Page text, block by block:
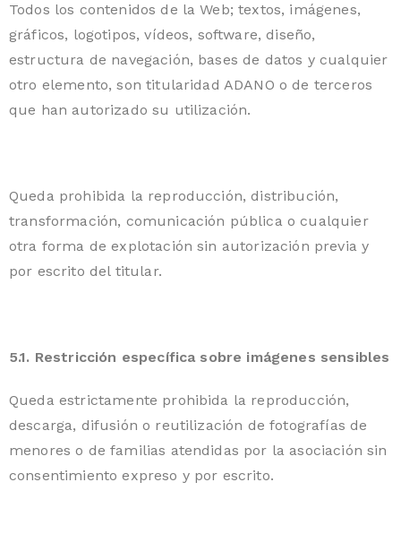
Todos los contenidos de la Web; textos, imágenes,
gráficos, logotipos, vídeos, software, diseño,
estructura de navegación, bases de datos y cualquier
otro elemento, son titularidad ADANO o de terceros
que han autorizado su utilización.
Queda prohibida la reproducción, distribución,
transformación, comunicación pública o cualquier
otra forma de explotación sin autorización previa y
por escrito del titular.
5.1. Restricción específica sobre imágenes sensibles
Queda estrictamente prohibida la reproducción,
descarga, difusión o reutilización de fotografías de
menores o de familias atendidas por la asociación sin
consentimiento expreso y por escrito.